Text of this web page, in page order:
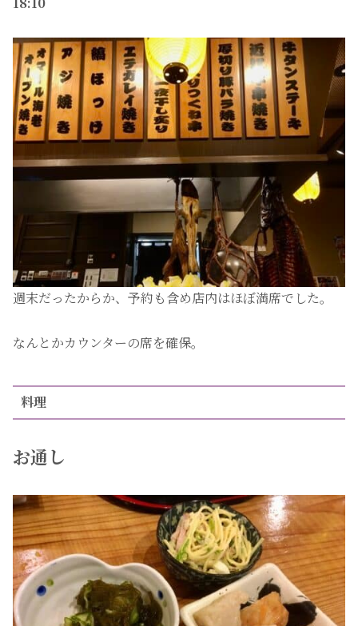
週末だったからか、予約も含め店内はほぼ満席でした。
なんとかカウンターの席を確保。
料理
お通し